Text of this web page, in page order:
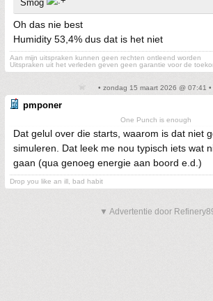
Smog
Oh das nie best
Humidity 53,4% dus dat is het niet
Aan mijn uitspraken kunnen geen rechten ontleend worden
Uitspraken uit het verleden geven geen garantie voor de
• zondag 15 maart 2026 @ 07:41 •
pmponer
One Punch is enough
Dat gelul over die starts, waarom is dat niet
simuleren. Dat leek me nou typisch iets wat
gaan (qua genoeg energie aan boord e.d.)
Drop you like an ill, bad habit
▼ Advertentie door